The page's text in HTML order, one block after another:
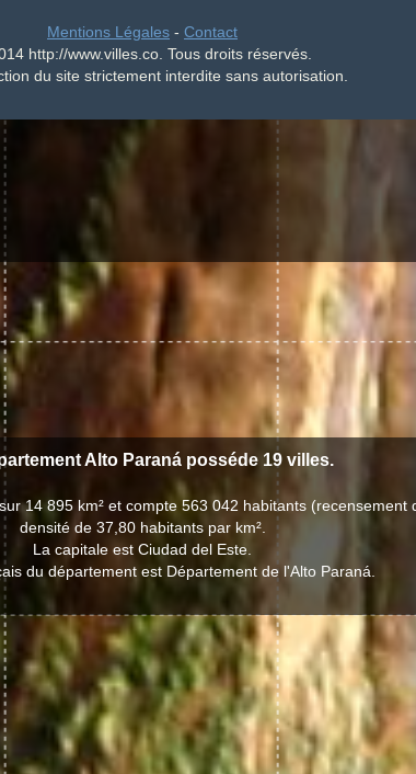
Mentions Légales - Contact
http://www.villes.co. Tous droits réservés.
du site strictement interdite sans autorisation.
Alto Paraná posséde 19 villes.
14 895 km² et compte 563 042 habitants (recensement
densité de 37,80 habitants par km².
La capitale est Ciudad del Este.
du département est Département de l'Alto Paraná.